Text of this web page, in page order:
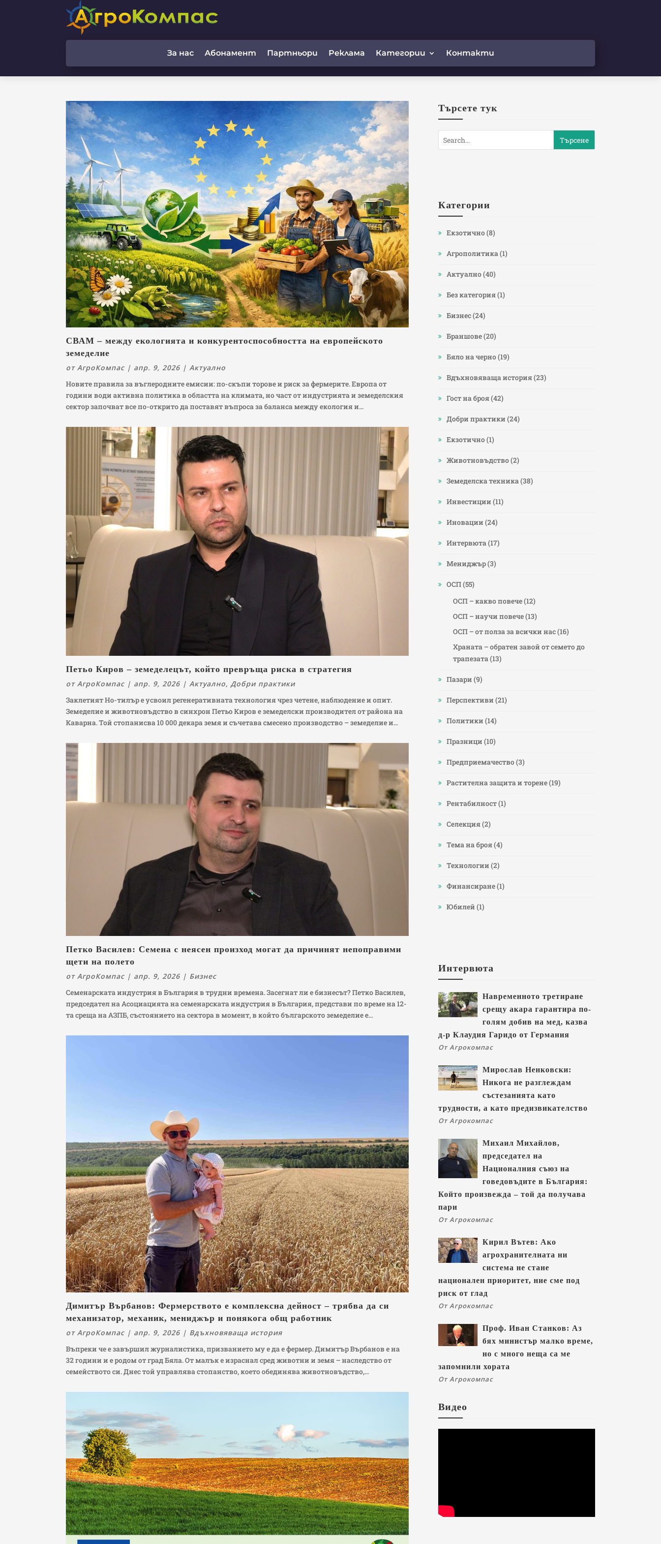
За нас Абонамент Партньори Реклама Категории Контакти
СВАМ – между екологията и конкурентоспособността на европейското
земеделие
от АгроКомпас | апр. 9, 2026 | Актуално
Новите правила за въглеродните емисии: по-скъпи торове и риск за фермерите. Европа от
години води активна политика в областта на климата, но част от индустрията и земеделския
сектор започват все по-открито да поставят въпроса за баланса между екология и...
Петьо Киров – земеделецът, който превръща риска в стратегия
от АгроКомпас | апр. 9, 2026 | Актуално,Добри практики
Заклетият Но-тилър е усвоил регенеративната технология чрез четене, наблюдение и опит.
Земеделие и животновъдство в синхрон Петьо Киров е земеделски производител от района на
Каварна. Той стопанисва 10 000 декара земя и съчетава смесено производство – земеделие и...
Петко Василев: Семена с неясен произход могат да причинят непоправими
щети на полето
от АгроКомпас | апр. 9, 2026 | Бизнес
Семенарската индустрия в България в трудни времена. Засегнат ли е бизнесът? Петко Василев,
председател на Асоциацията на семенарската индустрия в България, представи по време на 12-
та среща на АЗПБ, състоянието на сектора в момент, в който българското земеделие е...
Димитър Върбанов: Фермерството е комплексна дейност – трябва да си
механизатор, механик, мениджър и понякога общ работник
отАгроКомпас | апр. 9, 2026 | Вдъхновяваща история
Въпреки че е завършил журналистика, призванието му е да е фермер. Димитър Върбанов е на
32 години и е родом от град Бяла. От малък е израснал сред животни и земя – наследство от
семейството си. Днес той управлява стопанство, което обединява животновъдство,...
Търсете тук
Категории
Eкзотично(8)
Агрополитика(1)
Актуално(40)
Без категория(1)
Бизнес(24)
Браншове(20)
Бяло на черно(19)
Вдъхновяваща история(23)
Гост на броя(42)
Добри практики (24)
Екзотично(1)
Животновъдство(2)
Земеделска техника(38)
Инвестиции (11)
Иновации (24)
Интервюта(17)
Мениджър(3)
ОСП(55)
ОСП – какво повече(12)
ОСП – научи повече(13)
ОСП – от полза за всички нас(16)
Храната – обратен завой от семето до
трапезата(13)
Пазари (9)
Перспективи (21)
Политики (14)
Празници (10)
Предприемачество(3)
Растителна защита и торене(19)
Рентабилност(1)
Селекция(2)
Тема на броя(4)
Технологии (2)
Финансиране(1)
Юбилей (1)
Интервюта
Навременното третиране
срещу акара гарантира по-
голям добив на мед, казва
д-р Клаудия Гаридо от Германия
От Агрокомпас
Мирослав Ненковски:
Никога не разглеждам
състезанията като
трудности, а като предизвикателство
От Агрокомпас
Михаил Михайлов,
председател на
Националния съюз на
говедовъдите в България:
Който произвежда – той да получава
пари
От Агрокомпас
Кирил Вътев: Ако
агрохранителната ни
система не стане
национален приоритет, ние сме под
риск от глад
От Агрокомпас
Проф. Иван Станков: Аз
бях министър малко време,
но с много неща са ме
запомнили хората
От Агрокомпас
Видео